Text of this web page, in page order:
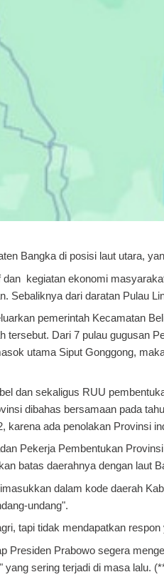
Bangka di posisi laut utara,
kegiatan ekonomi
Sebaliknya dari daratan Pulau
pemerintah Kecamatan
Dari 7 pulau gugusan
utama Siput Gonggong,
dan sekaligus RUU
dibahas bersamaan pada
karena ada penolakan Provinsi
Pekerja Pembentukan
batas daerahnya dengan laut
dalam kode daerah
undang".
tapi tidak mendapatkan respon
Presiden Prabowo segera
sering terjadi di masa lalu.